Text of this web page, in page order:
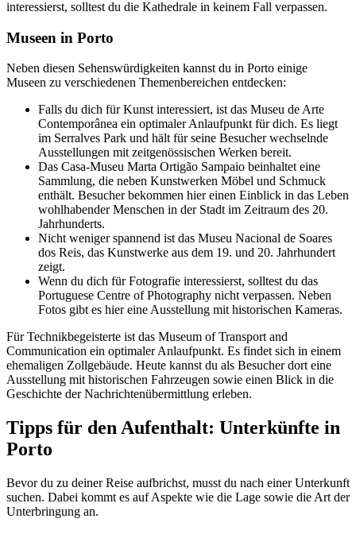
interessierst, solltest du die Kathedrale in keinem Fall verpassen.
Museen in Porto
Neben diesen Sehenswürdigkeiten kannst du in Porto einige
Museen zu verschiedenen Themenbereichen entdecken:
Falls du dich für Kunst interessiert, ist das Museu de Arte
Contemporânea ein optimaler Anlaufpunkt für dich. Es liegt
im Serralves Park und hält für seine Besucher wechselnde
Ausstellungen mit zeitgenössischen Werken bereit.
Das Casa-Museu Marta Ortigão Sampaio beinhaltet eine
Sammlung, die neben Kunstwerken Möbel und Schmuck
enthält. Besucher bekommen hier einen Einblick in das Leben
wohlhabender Menschen in der Stadt im Zeitraum des 20.
Jahrhunderts.
Nicht weniger spannend ist das Museu Nacional de Soares
dos Reis, das Kunstwerke aus dem 19. und 20. Jahrhundert
zeigt.
Wenn du dich für Fotografie interessierst, solltest du das
Portuguese Centre of Photography nicht verpassen. Neben
Fotos gibt es hier eine Ausstellung mit historischen Kameras.
Für Technikbegeisterte ist das Museum of Transport and
Communication ein optimaler Anlaufpunkt. Es findet sich in einem
ehemaligen Zollgebäude. Heute kannst du als Besucher dort eine
Ausstellung mit historischen Fahrzeugen sowie einen Blick in die
Geschichte der Nachrichtenübermittlung erleben.
Tipps für den Aufenthalt: Unterkünfte in
Porto
Bevor du zu deiner Reise aufbrichst, musst du nach einer Unterkunft
suchen. Dabei kommt es auf Aspekte wie die Lage sowie die Art der
Unterbringung an.